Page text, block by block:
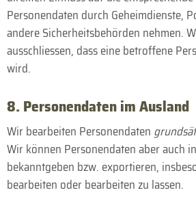
Personen­daten durch Geheim­dienste,
andere Sicherheits­behörden nehmen.
ausschliessen, dass eine betroffene
wird.
8. Personen­daten im Ausland
Wir bearbeiten Personen­daten
Wir können Personen­daten aber auch
bekanntgeben bzw. expor­tieren,
bear­beiten oder bear­beiten zu lassen.